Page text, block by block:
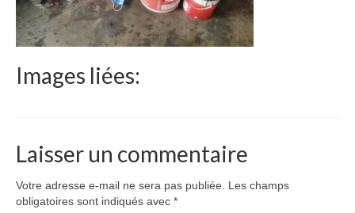
Missions 2023
Actualités
Nous contacter
Images liées:
Laisser un commentaire
Votre adresse e-mail ne sera pas publiée.
Les champs
obligatoires sont indiqués avec *